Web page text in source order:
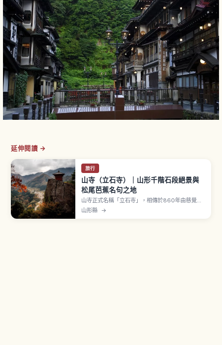
延伸閱讀 →
旅行
山寺（立石寺）｜山形千階石段絕景與
松尾芭蕉名句之地
山寺正式名稱「立石寺」，相傳於860年由慈覺大
師圓仁開山，是山形天台宗山岳寺院。沿1,015階石
山形縣 →